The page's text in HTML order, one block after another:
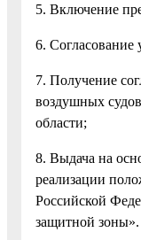
5. Включение
6. Согласование
7. Получение
воздушных
области;
8. Выдача на
реализации
Российской
защитной зоны».